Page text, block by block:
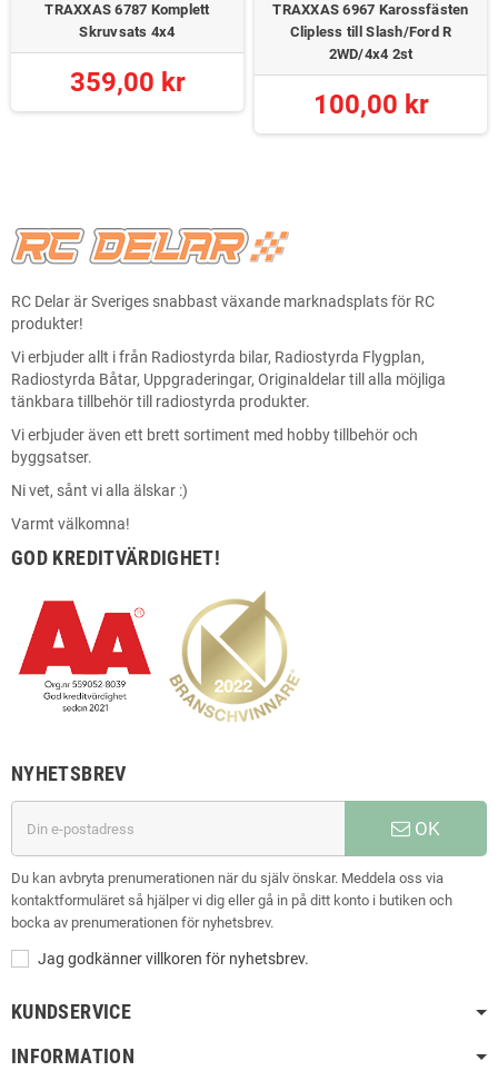
TRAXXAS 6787 Komplett
Skruvsats 4x4
359,00 kr
TRAXXAS 6967 Karossfästen
Clipless till Slash/Ford R
2WD/4x4 2st
100,00 kr
RC Delar är Sveriges snabbast växande marknadsplats för RC
produkter!
Vi erbjuder allt i från Radiostyrda bilar, Radiostyrda Flygplan,
Radiostyrda Båtar, Uppgraderingar, Originaldelar till alla möjliga
tänkbara tillbehör till radiostyrda produkter.
Vi erbjuder även ett brett sortiment med hobby tillbehör och
byggsatser.
Ni vet, sånt vi alla älskar :)
Varmt välkomna!
GOD KREDITVÄRDIGHET!
NYHETSBREV
OK
Du kan avbryta prenumerationen när du själv önskar. Meddela oss via
kontaktformuläret så hjälper vi dig eller gå in på ditt konto i butiken och
bocka av prenumerationen för nyhetsbrev.
Jag godkänner villkoren för nyhetsbrev.
KUNDSERVICE
INFORMATION